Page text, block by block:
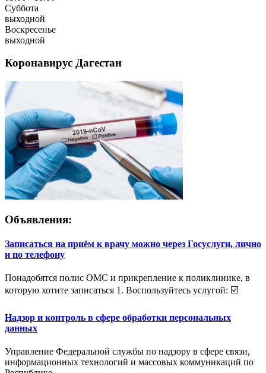
Суббота
выходной
Воскресенье
выходной
Коронавирус Дагестан
Объявления:
Записаться на приём к врачу можно через Госуслуги, лично
и по телефону
Понадобятся полис ОМС и прикрепление к поликлинике, в
которую хотите записаться 1. Воспользуйтесь услугой: ☑️
Надзор и контроль в сфере обработки персональных
данных
Управление Федеральной службы по надзору в сфере связи,
информационных технологий и массовых коммуникаций по